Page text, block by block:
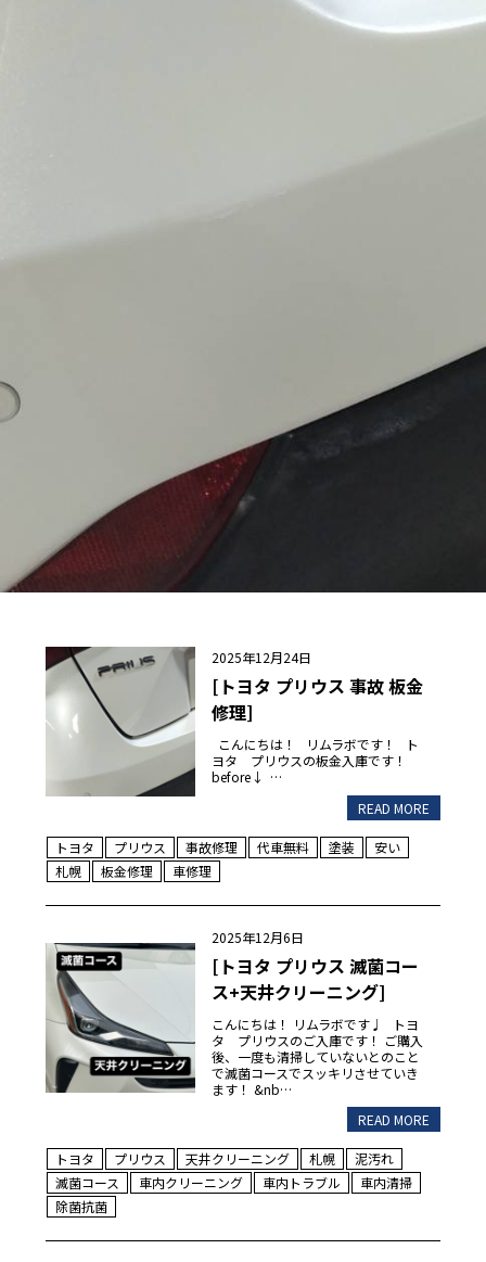
2025年12月24日
[トヨタ プリウス 事故 板金
修理]
こんにちは！ リムラボです！ ト
ヨタ プリウスの板金入庫です！
before↓ …
READ MORE
トヨタ プリウス 事故修理 代車無料 塗装
安い
札幌
板金修理 車修理
2025年12月6日
[トヨタ プリウス 滅菌コー
ス+天井クリーニング]
こんにちは！ リムラボです♩ トヨ
タ プリウスのご入庫です！ ご購入
後、一度も清掃していないとのこと
で滅菌コースでスッキリさせていき
ます！ &nb…
READ MORE
トヨタ プリウス 天井クリーニング 札幌
泥汚れ
滅菌コース
車内クリーニング 車内トラブル
車内清掃
除菌抗菌